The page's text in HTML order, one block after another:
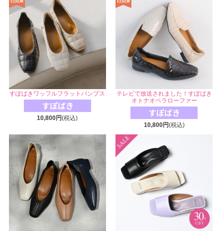
すぽばきワッフルフラットパンプス
10,800円(税込)
テレビで放送されました！すぽばき
オトナオペラローファー
10,800円(税込)